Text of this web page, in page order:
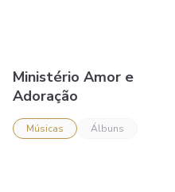
Ministério Amor e
Adoração
Músicas Álbuns